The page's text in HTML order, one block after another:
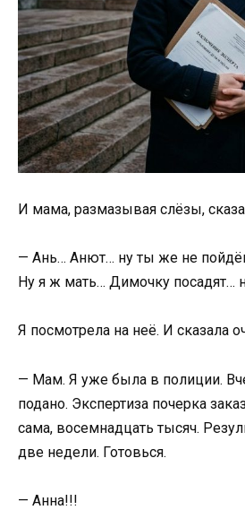
И мама, размазывая слёзы,
— Ань… Анют… ну ты же не
Ну я ж мать… Димочку посадят…
Я посмотрела на неё. И сказала
— Мам. Я уже была в полиции.
подано. Экспертиза почерка
сама, восемнадцать тысяч.
две недели. Готовься.
— Анна!!!